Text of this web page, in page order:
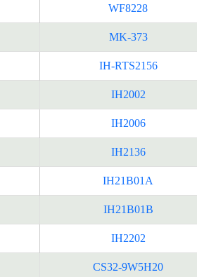
WF8228
MK-373
IH-RTS2156
IH2002
IH2006
IH2136
IH21B01A
IH21B01B
IH2202
CS32-9W5H20